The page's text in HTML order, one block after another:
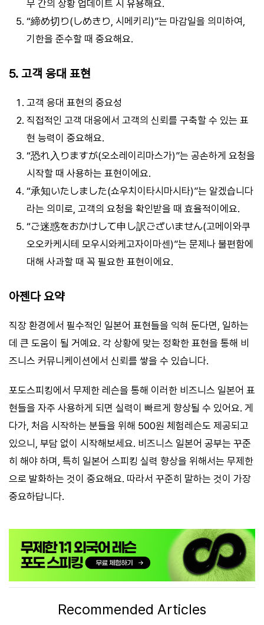
무 간의 상황 업데이트 시 유용해요.
“締め切り(しめきり, 시메키리)”는 마감일을 의미하여,
기한을 준수할 때 중요해요.
5. 고객 응대 표현
고객 응대 표현의 중요성
직접적인 고객 대응에서 고객의 신뢰를 구축할 수 있는 표
현 능력이 중요해요.
“恐れ入りますが(오소레이리마스가)”는 공손하게 요청을
시작할 때 사용하는 표현이에요.
“承知いたしました(쇼우치이타시마시타)”는 알겠습니다
라는 의미로, 고객의 요청을 확인받을 때 효율적이에요.
“ご迷惑をおかけして申し訳ございません(고메이와쿠
오오카케시테 모우시와케고자이마센)”는 문제나 불편함에
대해 사과할 때 꼭 필요한 표현이에요.
아젠다 요약
직장 환경에서 필수적인 일본어 표현들을 익혀 둔다면, 일하는
데 큰 도움이 될 거예요. 각 상황에 맞는 정확한 표현을 통해 비
즈니스 커뮤니케이션에서 신뢰를 쌓을 수 있습니다.
포도스피킹에서 무제한 레슨을 통해 이러한 비즈니스 일본어 표
현들을 자주 사용하게 되면 실력이 빠르게 향상될 수 있어요. 게
다가, 처음 시작하는 분들을 위해 500원 체험레슨도 제공되고
있으니, 부담 없이 시작해보세요. 비즈니스 일본어 공부는 꾸준
히 해야 하며, 특히 일본어 스피킹 실력 향상을 위해서는 무제한
으로 발화하는 것이 중요해요. 따라서 꾸준히 말하는 것이 가장
중요하답니다.
Recommended Articles